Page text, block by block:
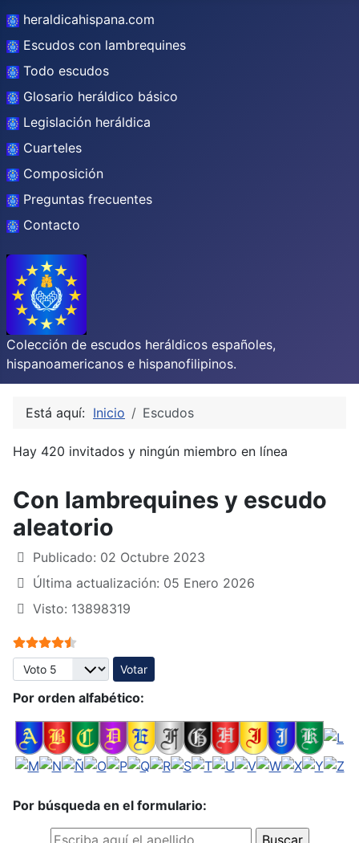
heraldicahispana.com
Escudos con lambrequines
Todo escudos
Glosario heráldico básico
Legislación heráldica
Cuarteles
Composición
Preguntas frecuentes
Contacto
Colección de escudos heráldicos españoles,
hispanoamericanos e hispanofilipinos.
Está aquí: Inicio Escudos
Hay 420 invitados y ningún miembro en línea
Con lambrequines y escudo
aleatorio
Publicado: 02 Octubre 2023
Última actualización: 05 Enero 2026
Visto: 13898319
Ratio:4.5/
Por favor, vote
Por orden alfabético:
Por búsqueda en el formulario: